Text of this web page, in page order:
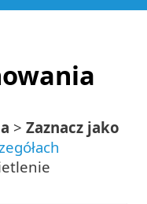
> Zaznacz jako